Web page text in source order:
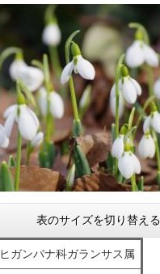
表のサイズを切り替える
ヒガンバナ科ガランサス属